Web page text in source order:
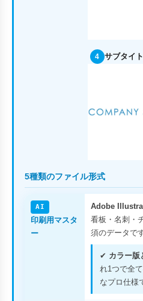
4 サブタイ
5種類のファイル形式
AI
印刷用マスタ
ー
Adobe
看板・名刺・
須のデータです
✔ カラー版
れ1つで全
なプロ仕様